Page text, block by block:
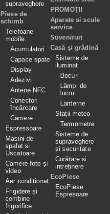
supraveghere
Piese de
schimb
Telefoane
mobile
Acumulatori
Capace spate
Display
Adezivi
Antene NFC
Conectori
încărcare
Camere
Espressoare
Masini de
spalat si
Uscatoare
Camere foto și
video
Aer condiționat
Frigidere și
combine
frigorifice
PROMOȚII
Aparate si scule
service
Suveniruri
Casă și grădină
Sisteme de
iluminat
Becuri
Lămpi de
lucru
Lanterne
Stații meteo
Termometre
Sisteme de
supraveghere
și securitate
Curățare si
intreținere
EcoPiese
EcoPiese
Espresoare